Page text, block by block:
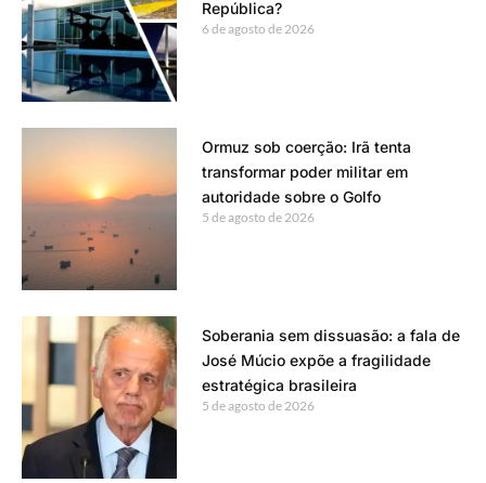
República?
6 de agosto de 2026
Ormuz sob coerção: Irã tenta
transformar poder militar em
autoridade sobre o Golfo
5 de agosto de 2026
Soberania sem dissuasão: a fala de
José Múcio expõe a fragilidade
estratégica brasileira
5 de agosto de 2026